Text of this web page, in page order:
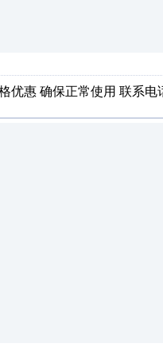
惠 确保正常使用 联系电